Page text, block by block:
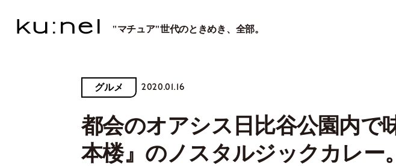
"マチュア"世代のときめき、全部。
グルメ 2020.01.16
都会のオアシス日比谷公園内で
本楼』のノスタルジックカレー。